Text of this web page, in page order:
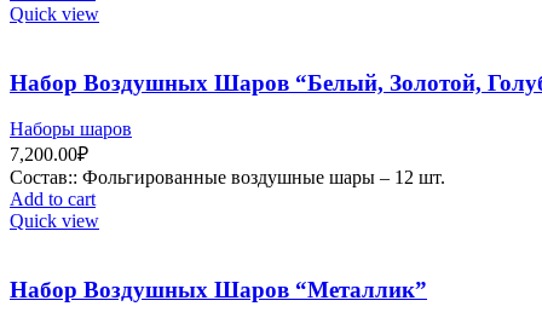
Quick view
Набор Воздушных Шаров “Белый, Золотой,
Наборы шаров
7,200.00₽
Состав:: Фольгированные воздушные шары – 12 шт.
Add to cart
Quick view
Набор Воздушных Шаров “Металлик”